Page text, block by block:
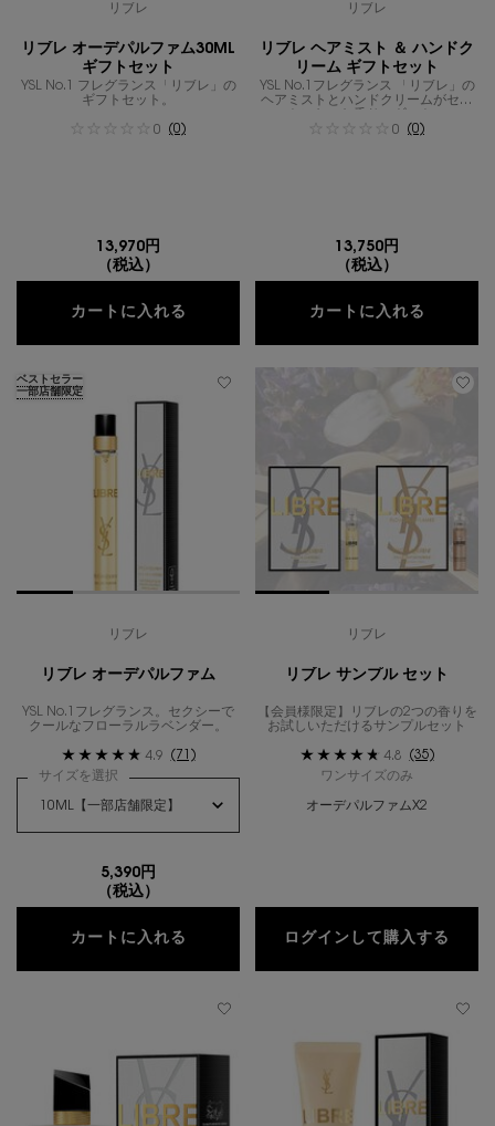
リブレ
リブレ オーデパルファム30ML
ギフトセット
YSL No.1 フレグランス「リブレ」の
ギフトセット。
0 (0)
13,970円
（税込）
カートに入れる リブレ オーデパルファム30ML ギフト
リブレ
リブレ ヘアミスト ＆ ハンドク
リーム ギフトセット
YSL No.1フレグランス 「リブレ」の
ヘアミストとハンドクリームがセッ
0
(0)
13,750円
（税込）
カートに入れる
ベストセラー
一部店舗限定
リブレ
リブレ オーデパルファム
YSL No.1フレグランス。セクシーで
クールなフローラルラベンダー。
4.9
(71)
サイズを選択
5,390円
（税込）
カートに入れる リブレ オーデパルファム
リブレ
リブレ サンプル セット
【会員様限定】リブレの2つの香りを
お試しいただけるサンプルセット
4.8
(35)
ワンサイズのみ
オーデパルファムX2
ログインして購入する